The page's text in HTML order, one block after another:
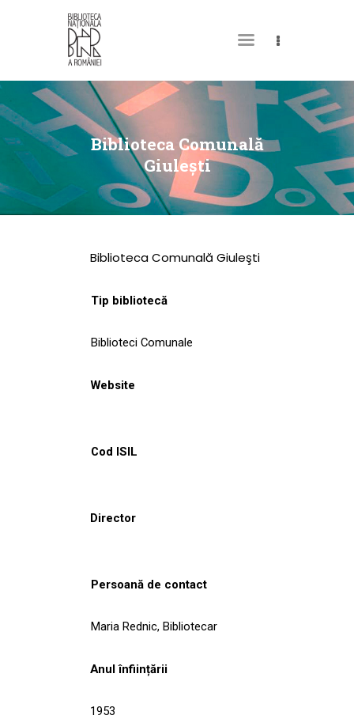
Biblioteca Comunală
Giuleşti
DESPRE NOI
PERMISUL MEU DE
BIBLIOTECĂ
CATALOAGE ȘI
COLECȚII
CULTURALE
NOUTĂȚI
Biblioteca Comunală Giuleşti
Tip bibliotecă
Biblioteci Comunale
Website
Cod ISIL
Director
Persoană de contact
Maria Rednic, Bibliotecar
Anul înființării
1953